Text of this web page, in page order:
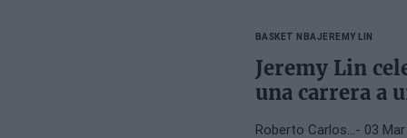
BASKET NBAJEREMY LIN
Jeremy Lin
una carrera a
Roberto Carlos… - 03